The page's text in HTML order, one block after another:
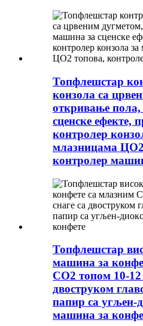
Топфлешстар
конзола са
откривање
сценске ефекте,
контролер
млазницама
контролер
Топфлешстар
машина за
CO2 топом 10-12
двоструком
папир са угљен-
машина за